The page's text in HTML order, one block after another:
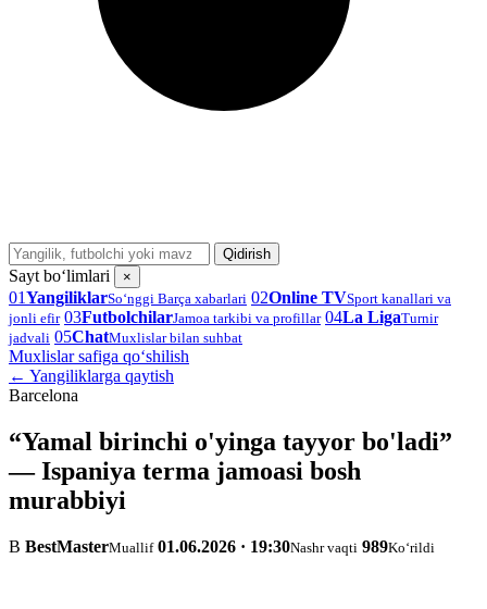
Qidirish
Sayt bo‘limlari ×
01YangiliklarSo‘nggi Barça xabarlari 02Online TVSport kanallari va
jonli efir 03FutbolchilarJamoa tarkibi va profillar 04La LigaTurnir
jadvali 05ChatMuxlislar bilan suhbat
Muxlislar safiga qo‘shilish
← Yangiliklarga qaytish
Barcelona
“Yamal birinchi o'yinga tayyor bo'ladi”
— Ispaniya terma jamoasi bosh
murabbiyi
B BestMasterMuallif 01.06.2026 · 19:30Nashr vaqti 989Ko‘rildi